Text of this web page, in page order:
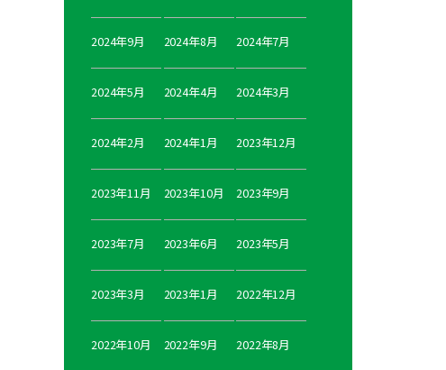
2024年9月 2024年8月 2024年7月
2024年5月 2024年4月 2024年3月
2024年2月 2024年1月 2023年12月
2023年11月 2023年10月 2023年9月
2023年7月 2023年6月 2023年5月
2023年3月 2023年1月 2022年12月
2022年10月 2022年9月 2022年8月